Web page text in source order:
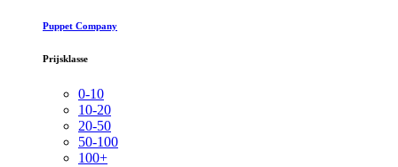
Puppet Company
Prijsklasse
0-10
10-20
20-50
50-100
100+